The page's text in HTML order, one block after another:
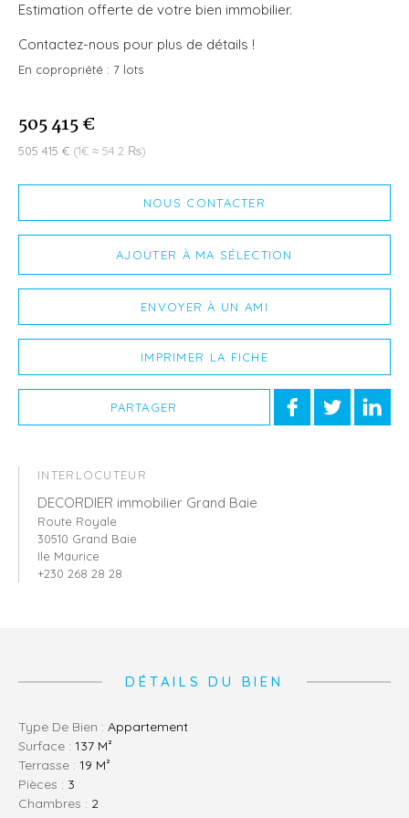
Estimation offerte de votre bien immobilier.
Contactez-nous pour plus de détails !
En copropriété : 7 lots
505 415 €
505 415 € (1€ ≈ 54.2 ₨)
NOUS CONTACTER
AJOUTER À MA SÉLECTION
ENVOYER À UN AMI
IMPRIMER LA FICHE
PARTAGER
INTERLOCUTEUR
DECORDIER immobilier Grand Baie
Route Royale
30510 Grand Baie
Ile Maurice
+230 268 28 28
DÉTAILS DU BIEN
Type De Bien : Appartement
Surface : 137 M²
Terrasse : 19 M²
Pièces : 3
Chambres : 2